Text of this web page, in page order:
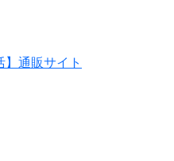
通販サイト